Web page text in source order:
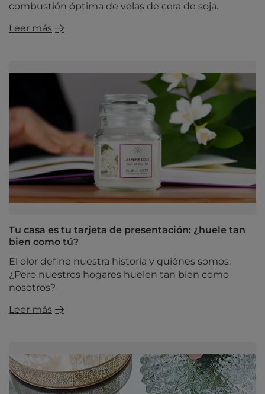
combustión óptima de velas de cera de soja.
Leer más
Tu casa es tu tarjeta de presentación: ¿huele tan
bien como tú?
El olor define nuestra historia y quiénes somos.
¿Pero nuestros hogares huelen tan bien como
nosotros?
Leer más